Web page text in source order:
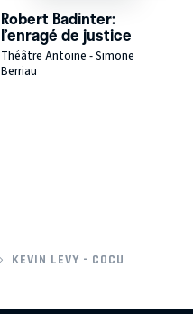
Robert Badinter:
l’enragé de justice
Théâtre Antoine - Simone
Berriau
KEVIN LEVY - COCU